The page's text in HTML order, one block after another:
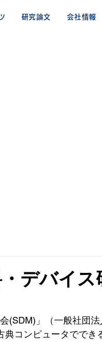
研究論文 会社情報
デバイス
(SDM)」（一般社団
典コンピュータででき